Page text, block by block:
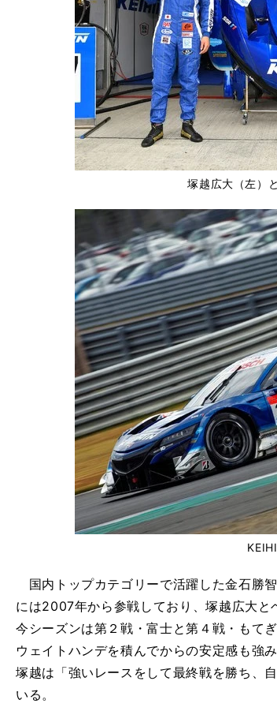
塚越広大（左）
国内トップカテゴリーで活躍した金石勝
には2007年から参戦しており、塚越広大と
今シーズンは第２戦・富士と第４戦・もて
ウェイトハンデを積んでからの安定感も強
塚越は「強いレースをして最終戦を勝ち、
いる。